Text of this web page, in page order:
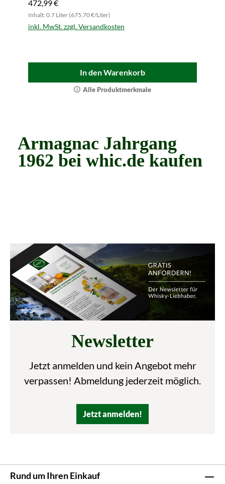
472,99 €
Inhalt: 0.7 Liter (675,70 €/Liter)
inkl. MwSt. zzgl. Versandkosten
In den Warenkorb
Alle Produktmerkmale
Armagnac Jahrgang
1962 bei whic.de kaufen
Newsletter
Jetzt anmelden und kein Angebot mehr
verpassen! Abmeldung jederzeit möglich.
Jetzt anmelden!
Rund um Ihren Einkauf